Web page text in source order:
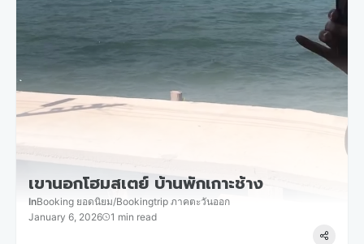
เขานอกโฮมสเตย์ บ้านพักเกาะช้าง
InBooking ยอดนิยม/Bookingtrip ภาคตะวันออก
January 6, 2026
1 min read